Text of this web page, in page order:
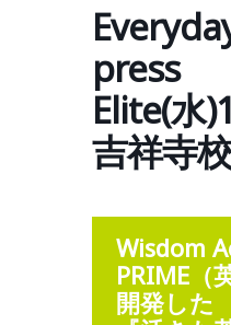
press
Elite(水
吉祥寺校
Wisdom
PRIME（
開発した